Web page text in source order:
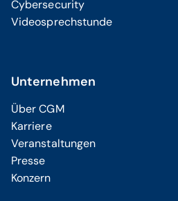
Cybersecurity
Videosprechstunde
Unternehmen
Über CGM
Karriere
Veranstaltungen
Presse
Konzern